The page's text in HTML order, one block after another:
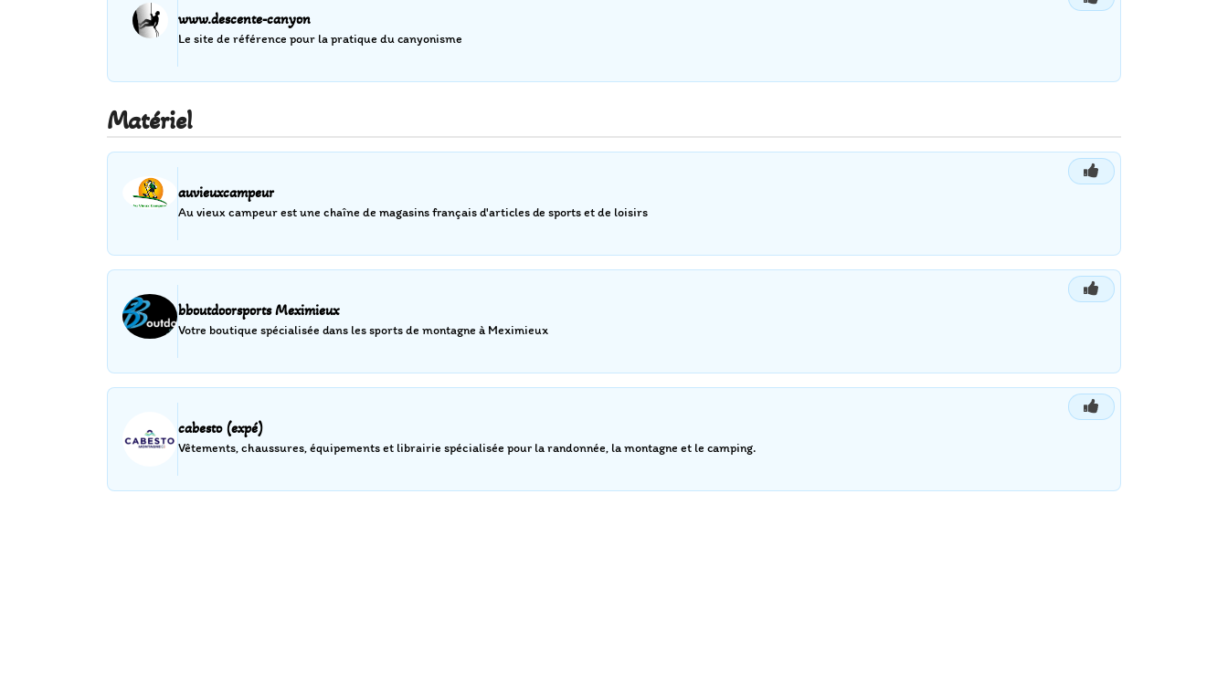
www.descente-canyon
Le site de référence pour la pratique du canyonisme
Matériel
auvieuxcampeur
Au vieux campeur est une chaîne de magasins français d'articles de sports et de loisirs
bboutdoorsports Meximieux
Votre boutique spécialisée dans les sports de montagne à Meximieux
cabesto (expé)
Vêtements, chaussures, équipements et librairie spécialisée pour la randonnée, la montagne et le camping.